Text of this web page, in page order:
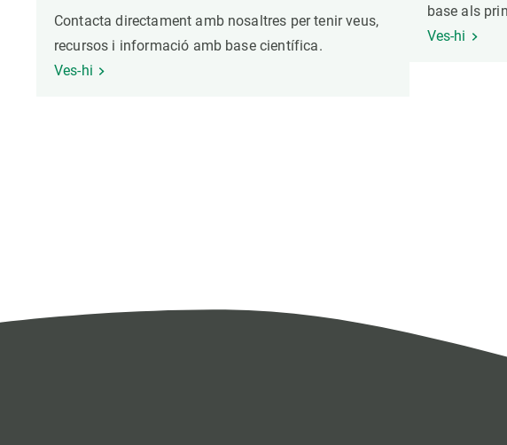
Contacta directament amb nosaltres per tenir veus,
recursos i informació amb base científica.
Ves-hi
base als
Ves-hi